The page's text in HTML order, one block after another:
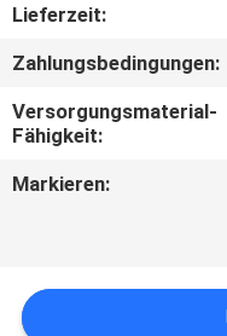
MIT
UNS
IN
VERBINDUNG
ZITAT
Lieferzeit:
Zahlungsbedingungen:
Versorgungsmaterial-
Fähigkeit:
Markieren: